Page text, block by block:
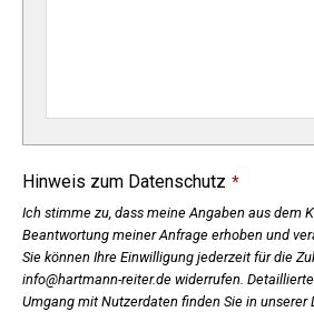
Hinweis zum Datenschutz *
Ich stimme zu, dass meine Angaben aus dem
Beantwortung meiner Anfrage erhoben und
Sie können Ihre Einwilligung jederzeit für die
ed.retier-nnamtrah
@ofni
widerrufen.
Umgang mit Nutzerdaten finden Sie in unserer